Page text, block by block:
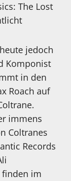
The Lost
jedoch
Komponist
in den
Roach auf
immens
Coltranes
Records
finden im